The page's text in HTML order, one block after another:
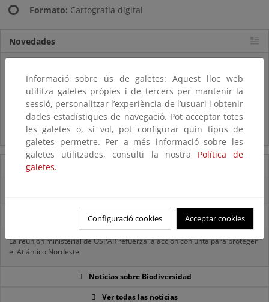
Formato: Cartografía digital
Novedades
El MITECO revisa y actualiza la Lista Patrón de las especies
silvestres presentes en España
Preguntas frecuentes...
Acceso a los recursos genéticos y reparto de beneficios
07/08/2025
La reunión ministerial de OSPAR refuerza la acción conjunta para proteger
el Atlántico Nordeste
Noticias sobre Biodiversidad
Ver todas las noticias
Informació sobre ús de galetes: Aquest lloc web
utilitza galetes pròpies i de tercers per mantenir la
sessió, personalitzar l’experiència de l’usuari i obtenir
dades estadístiques de navegació. Pot acceptar totes
les galetes o, si vol, pot configurar quin tipus de
galetes permetre. Per a més informació sobre les
galetes utilitzades, consulti la nostra Política de
galetes.
Configuració cookies Acceptar cookies